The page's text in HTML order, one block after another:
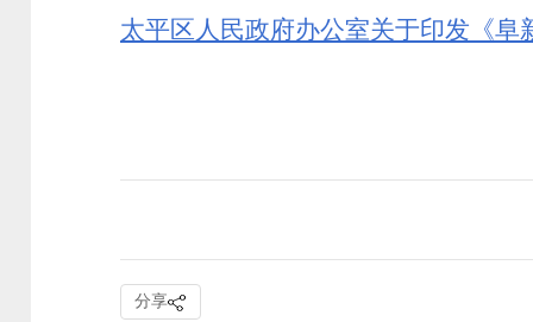
太平区人民政府办公室关于印发《
分享